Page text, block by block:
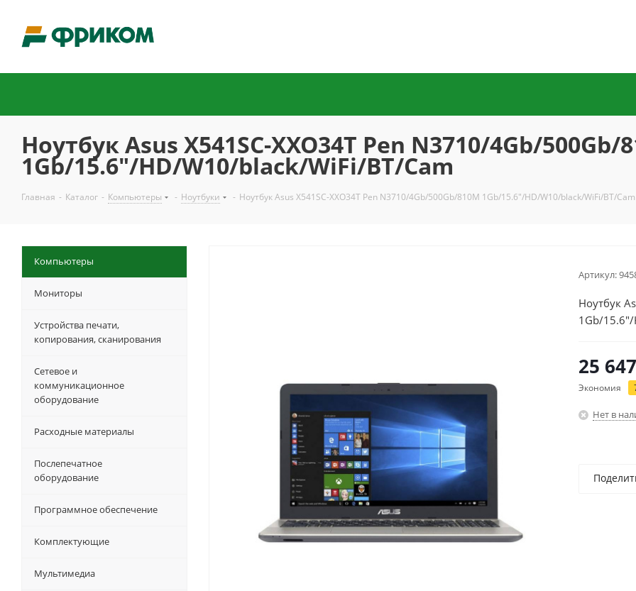
Ноутбук Asus X541SC-XXO34T Pen N3710/4Gb/500Gb/
1Gb/15.6"/HD/W10/black/WiFi/BT/Cam
Главная - Каталог - Компьютеры - Ноутбуки - Ноутбук Asus X541SC-XXO34T Pen N3710/4Gb/500Gb/810M 1Gb/15.6"/HD/W10/black/WiFi/BT/Cam
Артикул:
Ноутбук
1Gb/
25 647
Экономия
Нет в
Компьютеры
Мониторы
Устройства печати,
копирования, сканирования
Сетевое и
коммуникационное
оборудование
Расходные материалы
Послепечатное
оборудование
Программное обеспечение
Комплектующие
Мультимедиа